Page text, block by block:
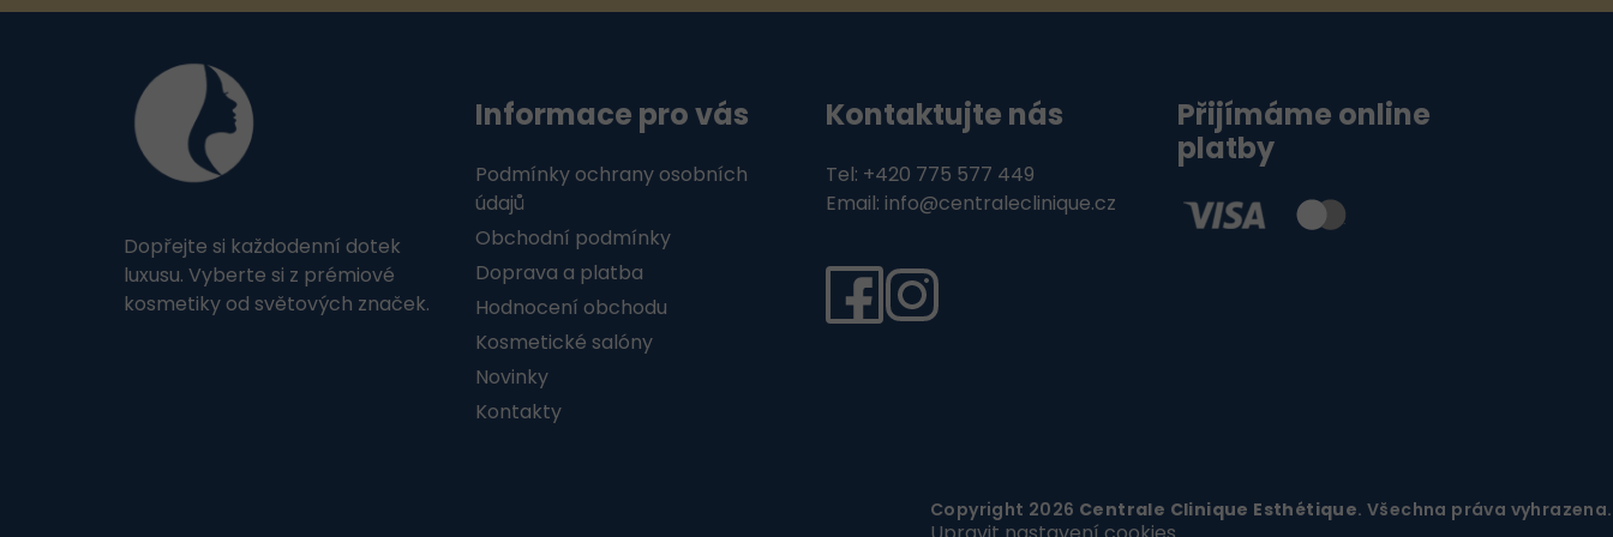
Dopřejte si každodenní dotek
luxusu. Vyberte si z prémiové
kosmetiky od světových značek.
Informace pro vás
Podmínky ochrany osobních
údajů
Obchodní podmínky
Doprava a platba
Hodnocení obchodu
Kosmetické salóny
Novinky
Kontakty
Kontaktujte nás
Tel: +420 775 577 449
Email: info@centraleclinique.cz
Přijímáme online
platby
Copyright 2026 Centrale Clinique Esthétique. Všechna práva vyhrazena.